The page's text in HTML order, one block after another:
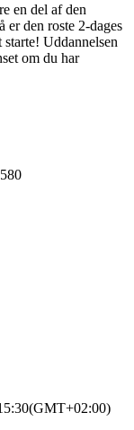
en del af den
er den roste 2-dages
Uddannelsen
om du har
(GMT+02:00)